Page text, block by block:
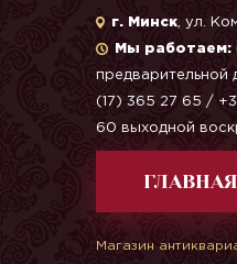
г. Минск , ул.
Мы работаем:
предварительной
(17) 365 27 65 /
60 выходной
ГЛАВНАЯ
Магазин